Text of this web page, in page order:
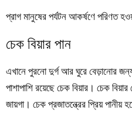
প্রাগ মানুষের পর্যটন আকর্ষণে পরিণত
চেক বিয়ার পান
এখানে পুরনো দুর্গ আর ঘুরে বেড়ানোর
পাশাপাশি রয়েছে চেক বিয়ার। চেক
জায়গা। চেক প্রজাতন্ত্রের প্রিয় পানীয়